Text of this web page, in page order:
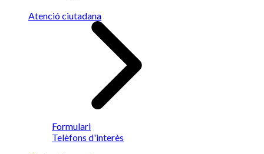
Atenció ciutadana
Formulari
Telèfons d'interès